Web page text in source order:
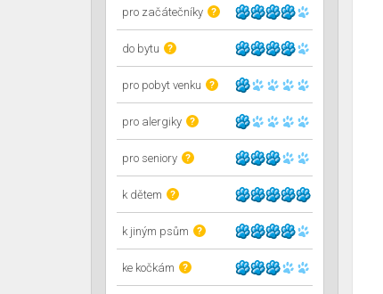
pro začátečníky ?
do bytu ?
pro pobyt venku ?
pro alergiky ?
pro seniory ?
k dětem ?
k jiným psům ?
ke kočkám ?